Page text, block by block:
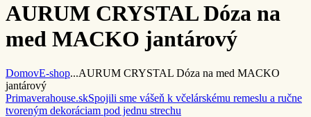
AURUM CRYSTAL Dóza na
med MACKO jantárový
DomovE-shop...AURUM CRYSTAL Dóza na med MACKO
jantárový
Primaverahouse.skSpojili sme vášeň k včelárskému remeslu a ručne
tvoreným dekoráciam pod jednu strechu